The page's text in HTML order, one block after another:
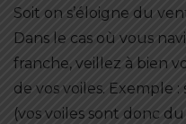
Soit on s’éloigne du
Dans le cas où vous
franche, veillez à bien
de vos voiles. Exemple
(vos voiles sont donc